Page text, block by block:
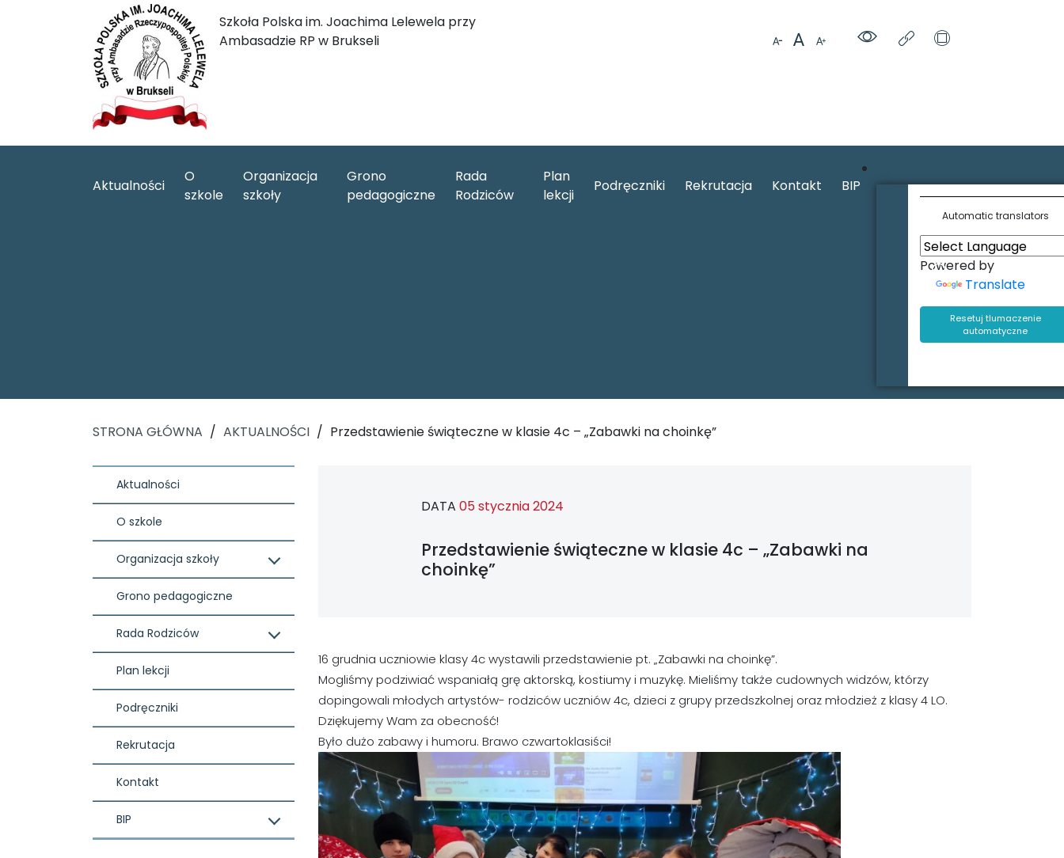
Szkoła Polska im. Joachima Lelewela przy
Ambasadzie RP w Brukseli
Aktualności
O
szkole
Organizacja
szkoły
Grono
pedagogiczne
Rada
Rodziców
Plan
lekcji
Podręczniki Rekrutacja Kontakt BIP
Automatic translators
Powered by
Translate
Resetuj tlumaczenie
automatyczne
STRONA GŁÓWNA / AKTUALNOŚCI / Przedstawienie świąteczne w klasie 4c – „Zabawki na choinkę”
Aktualności
O szkole
Organizacja szkoły
Grono pedagogiczne
Rada Rodziców
Plan lekcji
Podręczniki
Rekrutacja
Kontakt
BIP
DATA 05 stycznia 2024
Przedstawienie świąteczne w klasie 4c – „Zabawki na
choinkę”
16 grudnia uczniowie klasy 4c wystawili przedstawienie pt. „Zabawki na choinkę”.
Mogliśmy podziwiać wspaniałą grę aktorską, kostiumy i muzykę. Mieliśmy także cudownych widzów, którzy
dopingowali młodych artystów- rodziców uczniów 4c, dzieci z grupy przedszkolnej oraz młodzież z klasy 4 LO.
Dziękujemy Wam za obecność!
Było dużo zabawy i humoru. Brawo czwartoklasiści!